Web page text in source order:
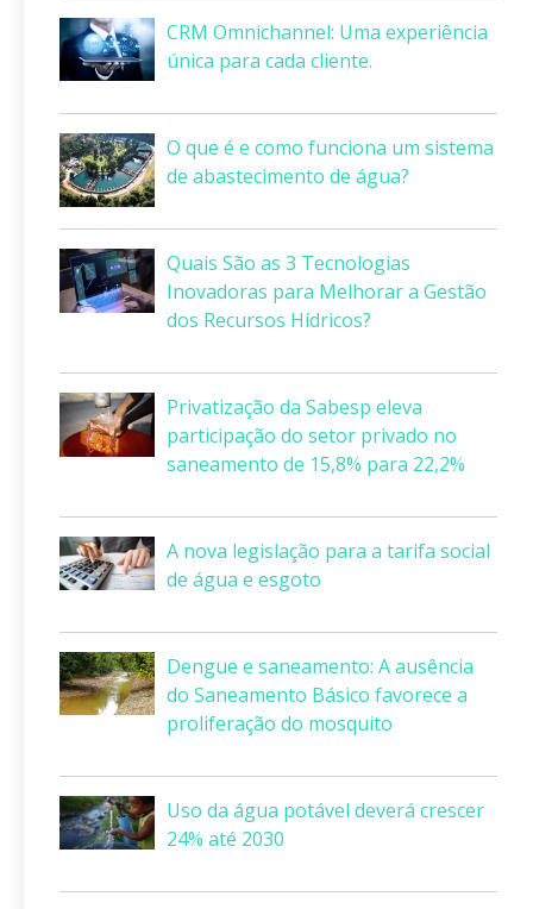
CRM Omnichannel: Uma experiência
única para cada cliente.
O que é e como funciona um sistema
de abastecimento de água?
Quais São as 3 Tecnologias
Inovadoras para Melhorar a Gestão
dos Recursos Hídricos?
Privatização da Sabesp eleva
participação do setor privado no
saneamento de 15,8% para 22,2%
A nova legislação para a tarifa social
de água e esgoto
Dengue e saneamento: A ausência
do Saneamento Básico favorece a
proliferação do mosquito
Uso da água potável deverá crescer
24% até 2030